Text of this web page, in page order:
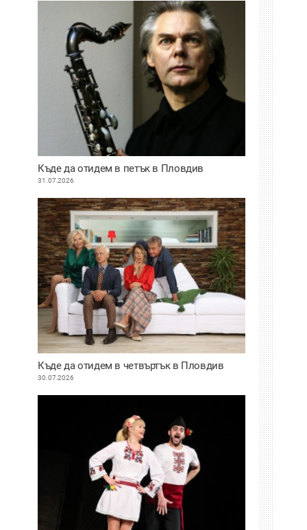
Къде да отидем в петък в Пловдив
31.07.2026
Къде да отидем в четвъртък в Пловдив
30.07.2026